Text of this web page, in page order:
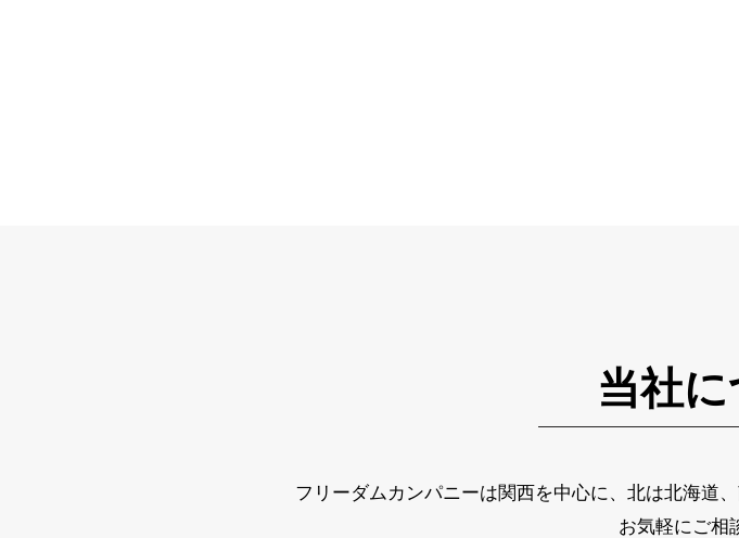
当社
フリーダムカンパニーは関西を中心に、北は北海道
お気軽にご相